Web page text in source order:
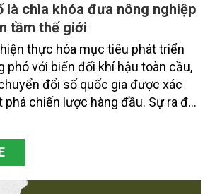
là chìa khóa đưa nông nghiệp
tầm thế giới
thực hóa mục tiêu phát triển
phó với biến đổi khí hậu toàn cầu,
đổi số quốc gia được xác
chiến lược hàng đầu. Sự ra đời
quá trình cải cách toàn diện,
cung ứng và nâng cao hiệu
nghiệp và môi trường.